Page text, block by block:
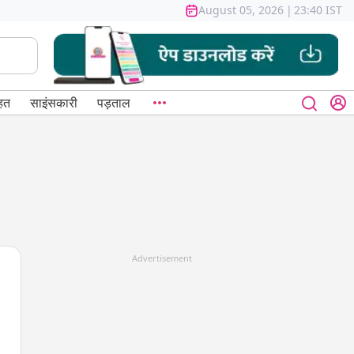
August 05, 2026 | 23:40 IST
साइंसकारी पड़ताल
Advertisement